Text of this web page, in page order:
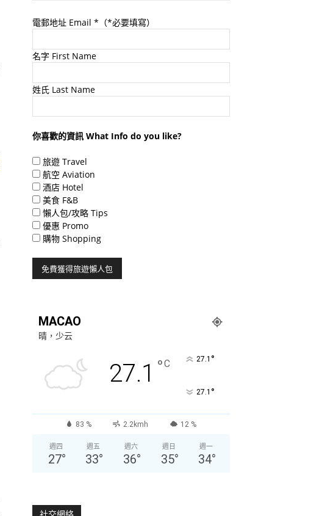
電郵地址 Email *（*必要填寫）
名字 First Name
姓氏 Last Name
你喜歡的資訊 What Info do you like?
旅遊 Travel
航空 Aviation
酒店 Hotel
美食 F&B
懶人包/攻略 Tips
優惠 Promo
購物 Shopping
MACAO
晴，少云
27.1 °C 27.1 °
27.1 °
83 % 2.2kmh 12 %
週四
27°
週五
33°
週六
36°
週日
35°
週一
34°